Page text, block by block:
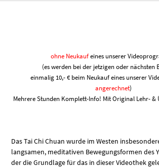
ohne Neukaufeines unserer
(es werden bei der jetzigen oder nächsten
einmalig 10,- € beim Neukauf eines unserer
angerechnet)
Mehrere Stunden Komplett-Info! Mit Original Lehr- &
Das Tai Chi Chuan wurde im Westen
langsamen, meditativen Bewegungsformen des
der die Grundlage für das in dieser Videothek